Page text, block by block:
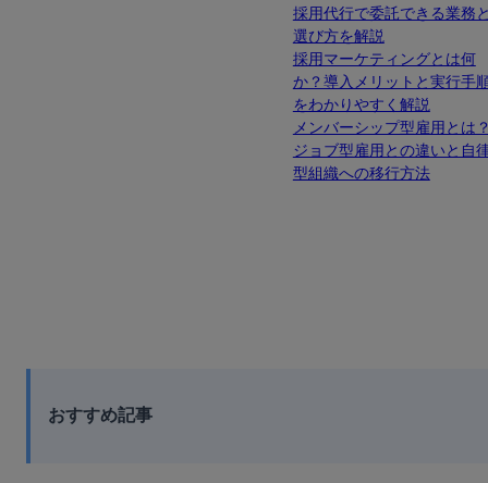
採用代行で委託できる業務
選び方を解説
採用マーケティングとは何
か？導入メリットと実行手
をわかりやすく解説
メンバーシップ型雇用とは
ジョブ型雇用との違いと自
型組織への移行方法
おすすめ記事